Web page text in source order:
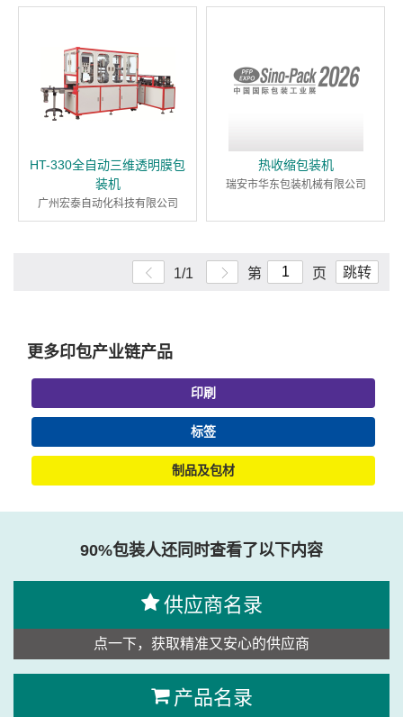
HT-330全自动三维透明膜包
装机
广州宏泰自动化科技有限公司
热收缩包装机
瑞安市华东包装机械有限公司
1/1 第 页 跳转
更多印包产业链产品
印刷
标签
制品及包材
90%包装人还同时查看了以下内容
供应商名录
点一下，获取精准又安心的供应商
产品名录